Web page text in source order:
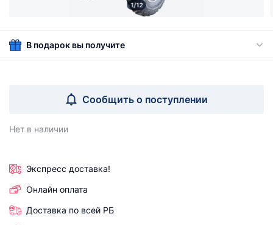
1/12
В подарок вы получите
Сообщить о поступлении
Нет в наличии
Экспресс доставка!
Онлайн оплата
Доставка по всей РБ